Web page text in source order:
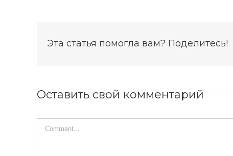
Эта статья помогла вам? Поделитесь!
Оставить свой комментарий